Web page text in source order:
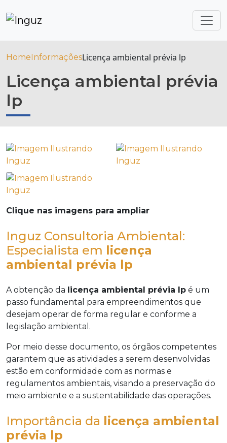
HomeInformaçõesLicença ambiental prévia lp
Licença ambiental prévia
lp
Clique nas imagens para ampliar
Inguz Consultoria Ambiental:
Especialista em licença
ambiental prévia lp
A obtenção da licença ambiental prévia lp é um
passo fundamental para empreendimentos que
desejam operar de forma regular e conforme a
legislação ambiental.
Por meio desse documento, os órgãos competentes
garantem que as atividades a serem desenvolvidas
estão em conformidade com as normas e
regulamentos ambientais, visando a preservação do
meio ambiente e a sustentabilidade das operações.
Importância da licença ambiental
prévia lp